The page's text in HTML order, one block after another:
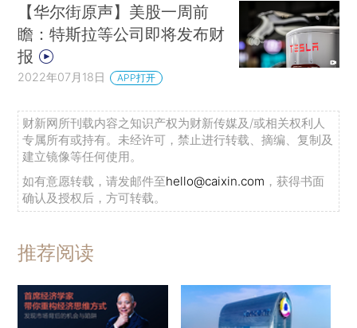
【华尔街原声】美股一周前
瞻：特斯拉等公司即将发布财
报
2022年07月18日 APP打开
财新网所刊载内容之知识产权为财新传媒及/或相关权利人
专属所有或持有。未经许可，禁止进行转载、摘编、复制及
建立镜像等任何使用。
如有意愿转载，请发邮件至hello@caixin.com ，获得书面
确认及授权后，方可转载。
推荐阅读